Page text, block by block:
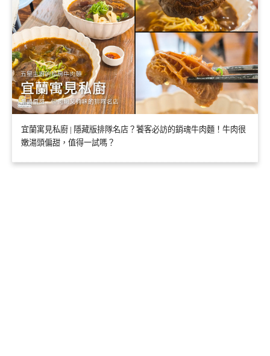
宜蘭寓見私廚 | 隱藏版排隊名店？饕客必訪的銷魂牛肉麵！牛肉很
嫩湯頭偏甜，值得一試嗎？